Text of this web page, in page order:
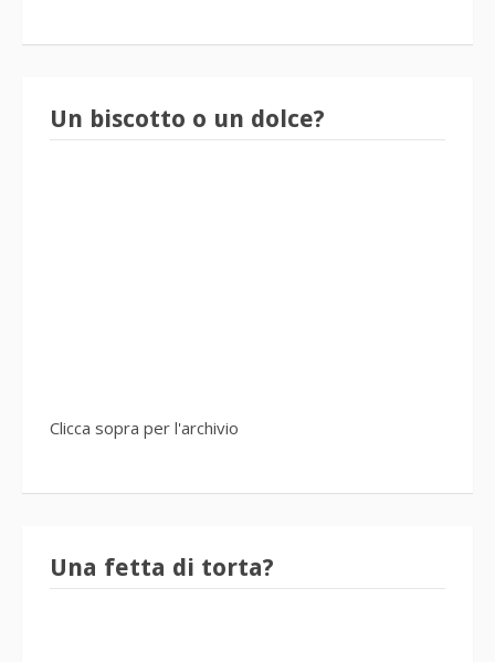
Un biscotto o un dolce?
Clicca sopra per l'archivio
Una fetta di torta?